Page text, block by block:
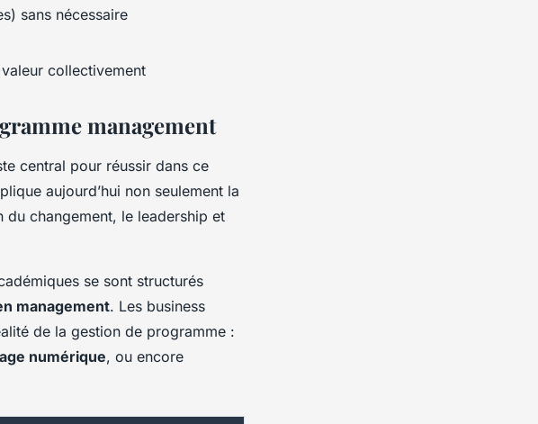
sans nécessaire
collectivement
management
central pour réussir dans ce
aujourd’hui non seulement la
du changement, le leadership et
se sont structurés
management. Les business
de la gestion de programme :
numérique, ou encore